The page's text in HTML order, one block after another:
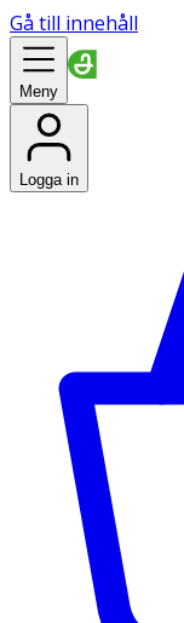
Gå till innehåll
Meny
Logga in